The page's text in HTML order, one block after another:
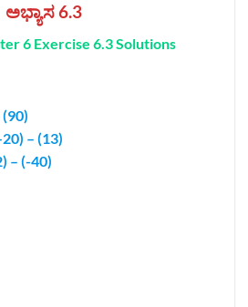
ಅಭ್ಯಾಸ 6.3
6 Exercise 6.3 Solutions
(90)
– (13)
– (-40)